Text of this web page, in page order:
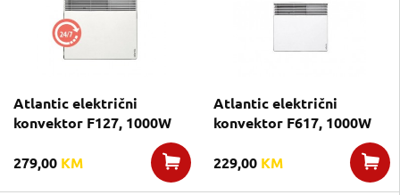
Atlantic električni
konvektor F127, 1000W
279,00 KM
Atlantic električni
konvektor F617, 1000W
229,00 KM